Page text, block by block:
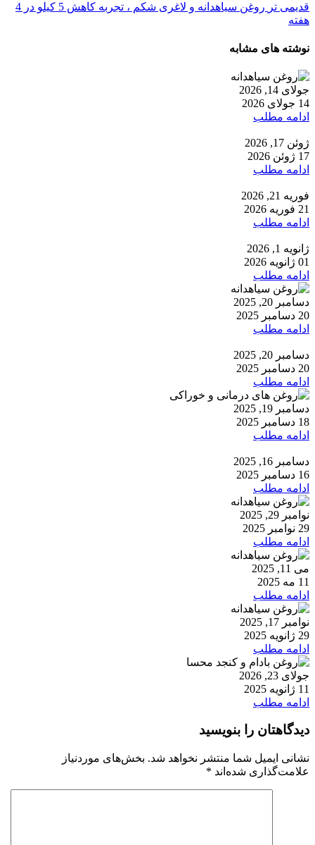
قدیمی تر
روغن سیاهدانه و لاغری شکم ، تجربه کاهش 5 کیلو در 4
هفته
نوشته های مشابه
جولای 14, 2026
14 جولای 2026
ادامه مطلب
ژوئن 17, 2026
17 ژوئن 2026
ادامه مطلب
فوریه 21, 2026
21 فوریه 2026
ادامه مطلب
ژانویه 1, 2026
01 ژانویه 2026
ادامه مطلب
دسامبر 20, 2025
20 دسامبر 2025
ادامه مطلب
دسامبر 20, 2025
20 دسامبر 2025
ادامه مطلب
دسامبر 19, 2025
18 دسامبر 2025
ادامه مطلب
دسامبر 16, 2025
16 دسامبر 2025
ادامه مطلب
نوامبر 29, 2025
29 نوامبر 2025
ادامه مطلب
می 11, 2025
11 مه 2025
ادامه مطلب
نوامبر 17, 2025
29 ژانویه 2025
ادامه مطلب
جولای 23, 2026
11 ژانویه 2025
ادامه مطلب
دیدگاهتان را بنویسید
نشانی ایمیل شما منتشر نخواهد شد. بخش‌های موردنیاز
علامت‌گذاری شده‌اند *